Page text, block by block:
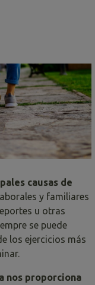
causas de
y familiares
u otras
se puede
los ejercicios más
nos proporciona